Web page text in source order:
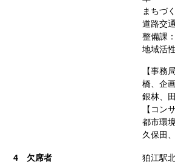
まちづ
道路交
整備課
地域活
【事務
橋、企
銀林、
【コン
都市環
久保田
4 欠席者
狛江駅